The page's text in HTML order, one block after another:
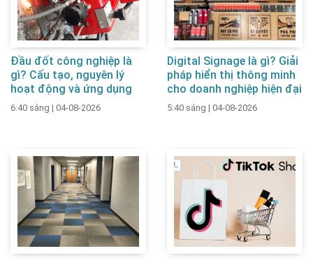
Đầu đốt công nghiệp là
gì? Cấu tạo, nguyên lý
hoạt động và ứng dụng
6:40 sáng | 04-08-2026
Digital Signage là gì? Giải
pháp hiển thị thông minh
cho doanh nghiệp hiện đại
5:40 sáng | 04-08-2026